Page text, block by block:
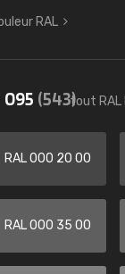
RAL
(543)tout RAL
RAL 000 20 00
RAL 000 35 00